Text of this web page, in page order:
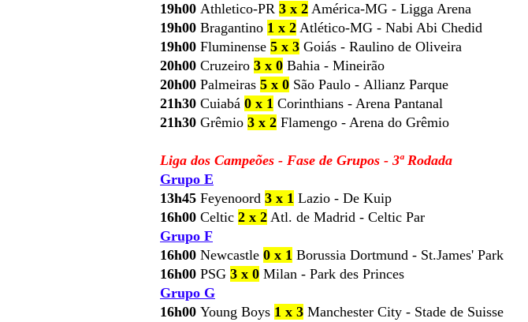
19h00 Athletico-PR 3 x 2 América-MG - Ligga Arena
19h00 Bragantino 1 x 2 Atlético-MG - Nabi Abi Chedid
19h00 Fluminense 5 x 3 Goiás - Raulino de Oliveira
20h00 Cruzeiro 3 x 0 Bahia - Mineirão
20h00 Palmeiras 5 x 0 São Paulo - Allianz Parque
21h30 Cuiabá 0 x 1 Corinthians - Arena Pantanal
21h30 Grêmio 3 x 2 Flamengo - Arena do Grêmio
Liga dos Campeões - Fase de Grupos - 3ª Rodada
Grupo E
13h45 Feyenoord 3 x 1 Lazio - De Kuip
16h00 Celtic 2 x 2 Atl. de Madrid - Celtic Par
Grupo F
16h00 Newcastle 0 x 1 Borussia Dortmund - St.James' Park
16h00 PSG 3 x 0 Milan - Park des Princes
Grupo G
16h00 Young Boys 1 x 3 Manchester City - Stade de Suisse